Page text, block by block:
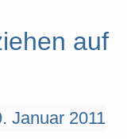
auf